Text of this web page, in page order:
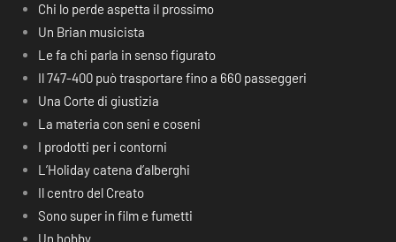
Chi lo perde aspetta il prossimo
Un Brian musicista
Le fa chi parla in senso figurato
Il 747-400 può trasportare fino a 660 passeggeri
Una Corte di giustizia
La materia con seni e coseni
I prodotti per i contorni
L’Holiday catena d’alberghi
Il centro del Creato
Sono super in film e fumetti
Un hobby